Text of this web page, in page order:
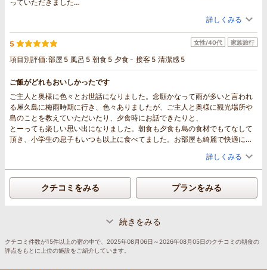
っていただきました
近くにお店はないので夜、お酒を飲まれる方はスーパーで買って行って共用
冷蔵庫を使うことができます
常に色々と気を使っていただいて、お声がけしていただきありがたかったで
す
また、次回、屋久島に行くときは利用したいです
詳しくみる
5
項目別評価:部屋 5 風呂 5 朝食 5 夕食- 接客 5 清潔感 5
女性/40代 家族旅行
ご飯がどれもおいしかったです
ご主人と奥様に色々とお世話になりました。念願かなって雨が多いと言われ
る屋久島に梅雨時期に行き、色々ありましたが、ご主人と奥様に観光場所や
島のことを教えていただいたり、夕食時にお話できたりと、
とーっても楽しい思い出になりました。朝食も夕食も島の食材でもてなして
頂き、小学生の息子もいつも以上に食べてました。お部屋も綺麗で快適に過
詳しくみる
クチコミをみる プランをみる
続きをみる
クチコミ件数が15件以上の宿の中で、2025年08月06日～2026年08月05日のクチコミの朝食の
評点をもとに上位の施設をご紹介しています。